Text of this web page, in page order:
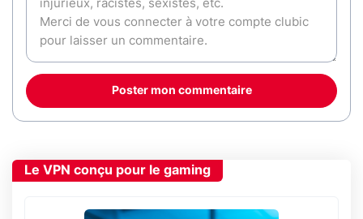
Poster mon commentaire
Le VPN conçu pour le gaming